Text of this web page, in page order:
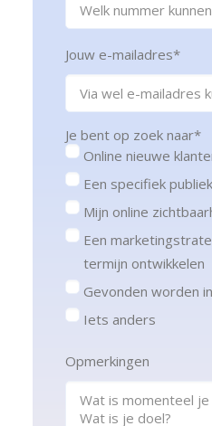
Jouw e-mailadres*
Je bent op zoek naar*
Online nieuwe
Een specifiek
Mijn online
Een
termijn ontwikkelen
Gevonden worden
Iets anders
Opmerkingen